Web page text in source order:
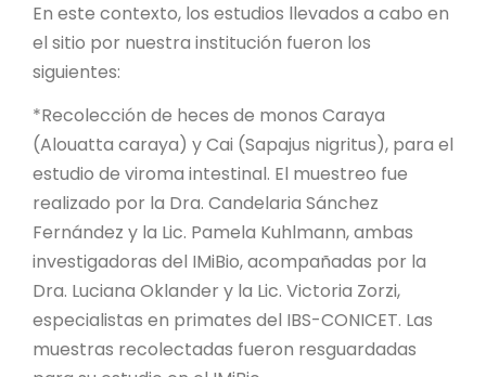
En este contexto, los estudios llevados a cabo en
el sitio por nuestra institución fueron los
siguientes:
*Recolección de heces de monos Caraya
(Alouatta caraya) y Cai (Sapajus nigritus), para el
estudio de viroma intestinal. El muestreo fue
realizado por la Dra. Candelaria Sánchez
Fernández y la Lic. Pamela Kuhlmann, ambas
investigadoras del IMiBio, acompañadas por la
Dra. Luciana Oklander y la Lic. Victoria Zorzi,
especialistas en primates del IBS-CONICET. Las
muestras recolectadas fueron resguardadas